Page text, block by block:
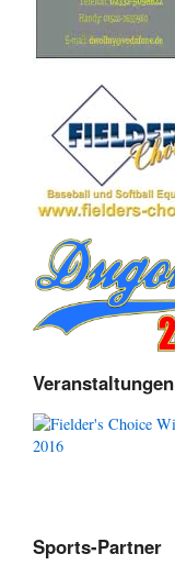
Veranstaltungen
Sports-Partner